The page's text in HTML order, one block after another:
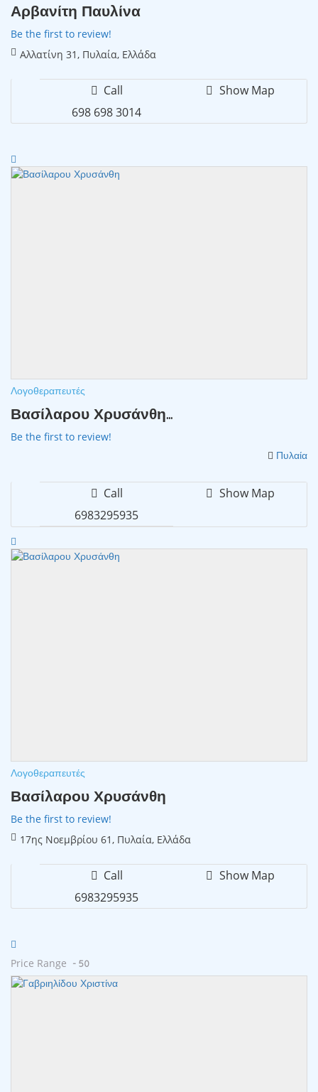
Αρβανίτη Παυλίνα
Be the first to review!
Αλλατίνη 31, Πυλαία, Ελλάδα
Call
698 698 3014
Show Map
Λογοθεραπευτές
Βασίλαρου Χρυσάνθη...
Be the first to review!
Πυλαία
Call
6983295935
Show Map
Λογοθεραπευτές
Βασίλαρου Χρυσάνθη
Be the first to review!
17ης Νοεμβρίου 61, Πυλαία, Ελλάδα
Call
6983295935
Show Map
Price Range - 50